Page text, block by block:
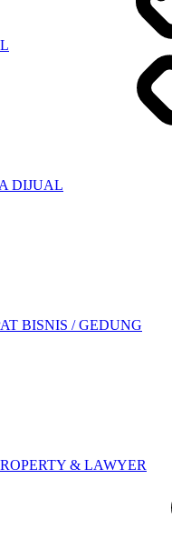
DIJUAL
BISNIS / GEDUNG
& LAWYER